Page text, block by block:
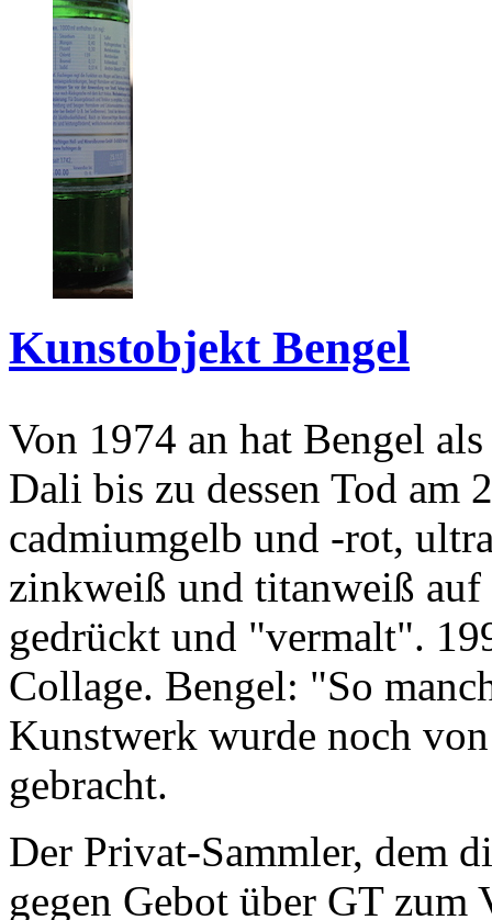
Kunstobjekt Bengel
Von 1974 an hat Bengel
Dali bis zu dessen Tod am
cadmiumgelb und -rot,
zinkweiß und titanweiß
gedrückt und "vermalt".
Collage. Bengel: "So
Kunstwerk wurde noch
gebracht.
Der Privat-Sammler, dem
gegen Gebot über GT zum